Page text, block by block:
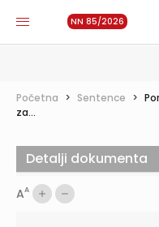
NN 85/2026
Početna > Sentence >
za...
AA
Detalji dokumenta